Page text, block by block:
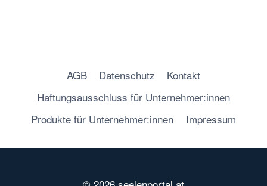
AGB Datenschutz
Kontakt
Haftungsausschluss für Unternehmer:innen
Produkte für Unternehmer:innen
Impressum